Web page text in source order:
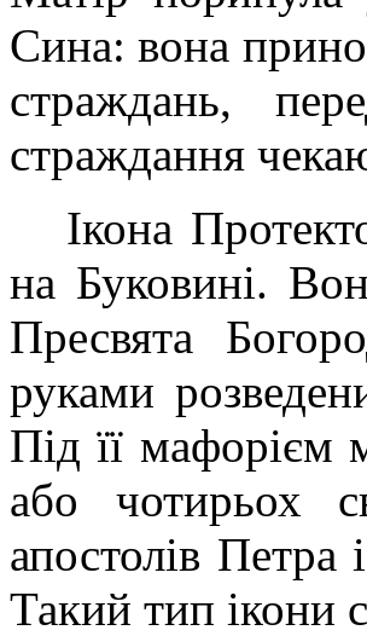
Сина: вона
страждань,
страждання
Ікона
на Буковині.
Пресвята
руками
Під її мафорієм
або чотирьох
апостолів
Такий тип ікони